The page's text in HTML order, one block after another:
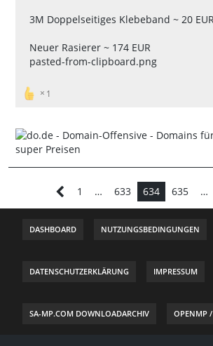
3M Doppelseitiges Klebeband ~ 20
Neuer Rasierer ~ 174 EUR
pasted-from-clipboard.png
1
1 … 633 634 635 …
DASHBOARD NUTZUNGSBEDINGUNGEN
DATENSCHUTZERKLÄRUNG IMPRESSUM
SA-MP.COM DOWNLOADARCHIV OPENMP /